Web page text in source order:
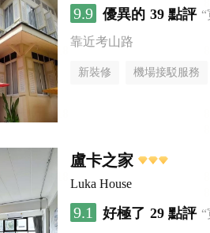
9.9 優異的 39 點評
靠近考山路
新裝修 機場接駁服務
盧卡之家
Luka House
9.1 好極了 29 點評